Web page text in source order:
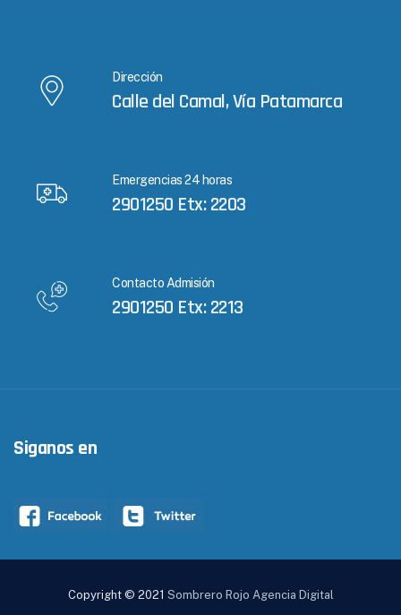
Dirección
Calle del Camal, Vía Patamarca
Emergencias 24 horas
2901250 Etx: 2203
Contacto Admisión
2901250 Etx: 2213
Siganos en
Copyright © 2021 Sombrero Rojo Agencia Digital